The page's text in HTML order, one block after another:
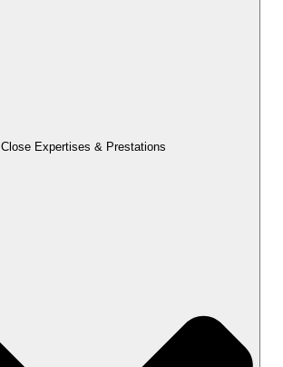
Close Expertises & Prestations